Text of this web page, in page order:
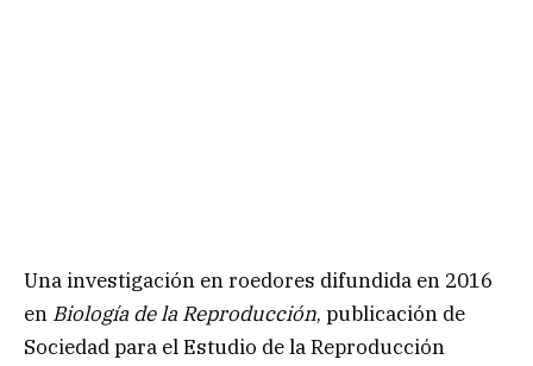
Una investigación en roedores difundida en 2016
en Biología de la Reproducción, publicación de
Sociedad para el Estudio de la Reproducción